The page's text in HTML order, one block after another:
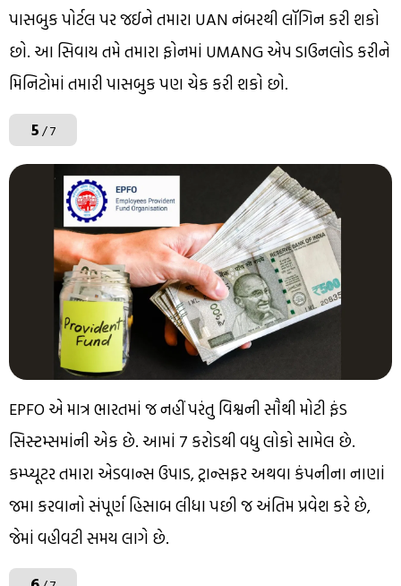
પાસબુક પોર્ટલ પર જઈને તમારા UAN નંબરથી લૉગિન કરી શકો
છો. આ સિવાય તમે તમારા ફોનમાં UMANG એપ ડાઉનલોડ કરીને
મિનિટોમાં તમારી પાસબુક પણ ચેક કરી શકો છો.
5/ 7
EPFO એ માત્ર ભારતમાં જ નહીં પરંતુ વિશ્વની સૌથી મોટી ફંડ
સિસ્ટમ્સમાંની એક છે. આમાં 7 કરોડથી વધુ લોકો સામેલ છે.
કમ્પ્યૂટર તમારા એડવાન્સ ઉપાડ, ટ્રાન્સફર અથવા કંપનીના નાણાં
જમા કરવાનો સંપૂર્ણ હિસાબ લીધા પછી જ અંતિમ પ્રવેશ કરે છે,
જેમાં વહીવટી સમય લાગે છે.